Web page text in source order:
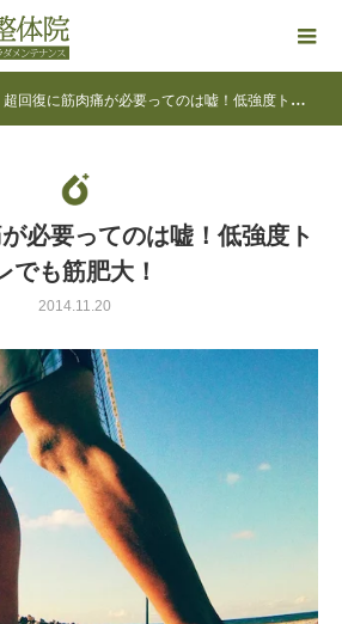
超回復に筋肉痛が必要ってのは嘘！低強度トレでも筋肥大！
必要ってのは嘘！低強度ト
でも筋肥大！
2014.11.20